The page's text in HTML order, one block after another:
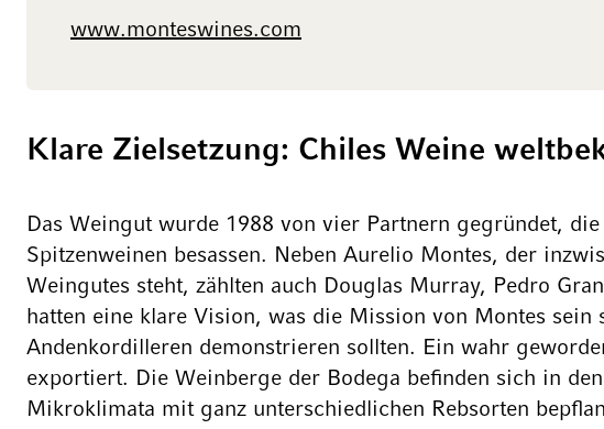
www.monteswines.com
Klare Zielsetzung: Chiles Weine
Das Weingut wurde 1988 von vier Partnern gegründet,
Spitzenweinen besassen. Neben Aurelio Montes, der
Weingutes steht, zählten auch Douglas Murray, Pedro
hatten eine klare Vision, was die Mission von Montes
Andenkordilleren demonstrieren sollten. Ein wahr
exportiert. Die Weinberge der Bodega befinden sich in
Mikroklimata mit ganz unterschiedlichen Rebsorten